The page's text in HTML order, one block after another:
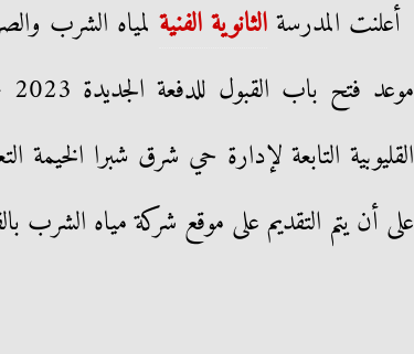
أعلنت المدرسةالثانوية الفنية لمياه الشرب
على أن يتم التقديم على موقع شركة مياه الشرب بالقاهرة حتى